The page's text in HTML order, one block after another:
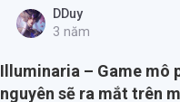
loạt các streamer đình
DDuy
3 năm
Illuminaria – Game mô
nguyên sẽ ra mắt trên